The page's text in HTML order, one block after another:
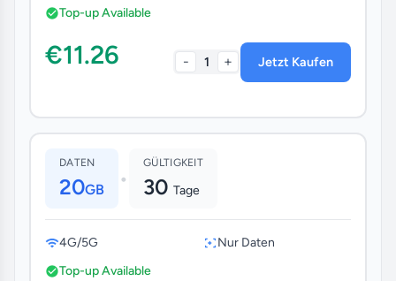
Top-up Available
€11.26 - 1 + Jetzt Kaufen
DATEN
20GB •
GÜLTIGKEIT
30 Tage
4G/5G
Nur Daten
Top-up Available